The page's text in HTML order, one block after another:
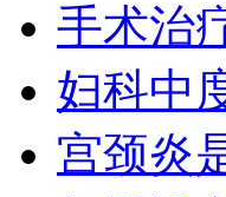
手术治
妇科中
宫颈炎